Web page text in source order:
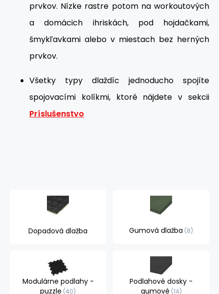
prvkov. Nízke rastre potom na workoutových
a domácich ihriskách, pod hojdačkami,
šmykľavkami alebo v miestach bez herných
prvkov.
Všetky typy dlaždíc jednoducho spojíte
spojovacími kolíkmi, ktoré nájdete v sekcii
Príslušenstvo
Dopadová dlažba Gumová dlažba 8
Modulárne podlahy -
puzzle 40
Podlahové dosky -
gumové 14